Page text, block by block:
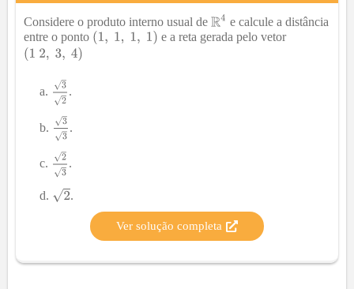
Considere o produto interno usual de
e calcule a distância
entre o ponto
e a reta gerada pelo vetor
.
.
.
.
Ver solução completa